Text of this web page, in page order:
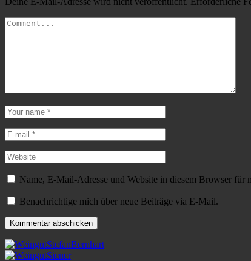
Name, E-Mail-Adresse und Website in diesem Browser für
Benachrichtige mich über neue Beiträge via E-Mail.